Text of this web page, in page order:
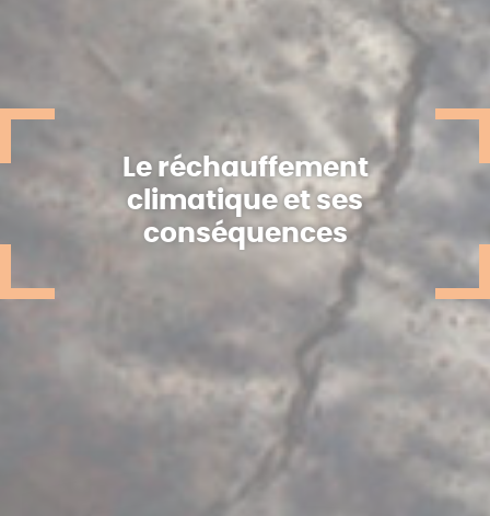
Le réchauffement
climatique et ses
conséquences